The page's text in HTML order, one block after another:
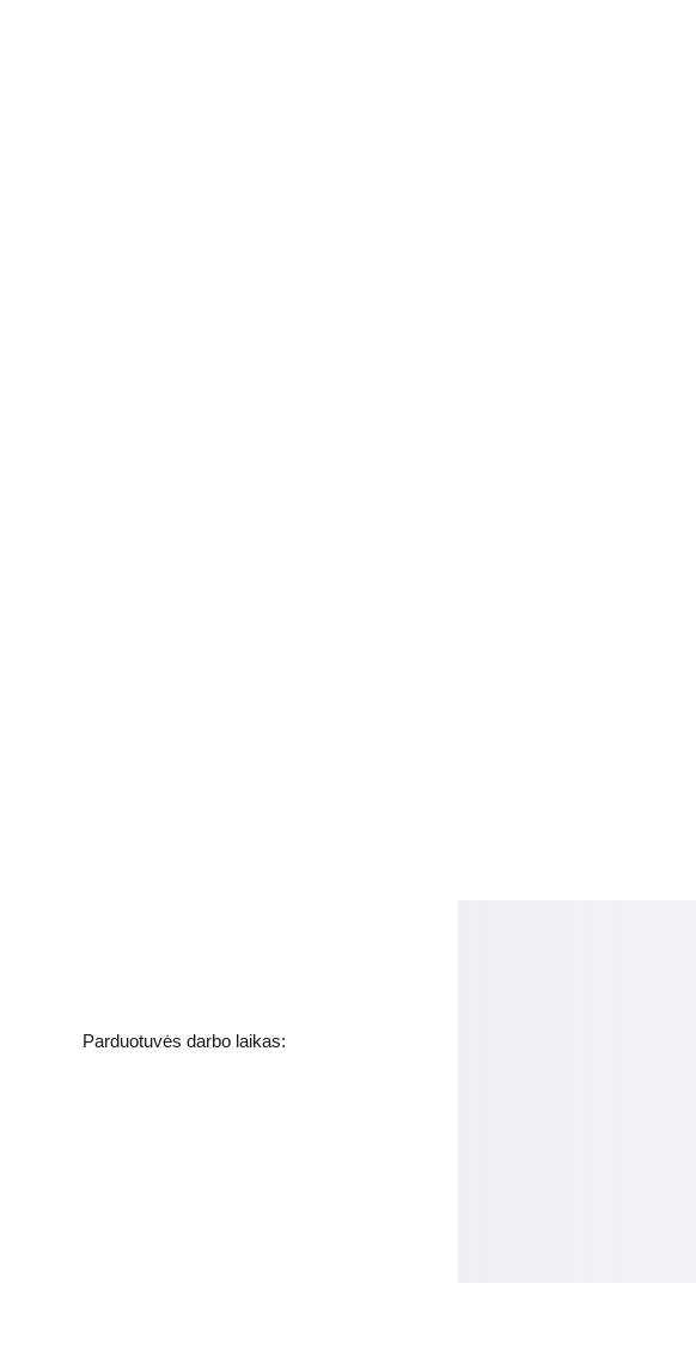
Parduotuvės darbo laikas: